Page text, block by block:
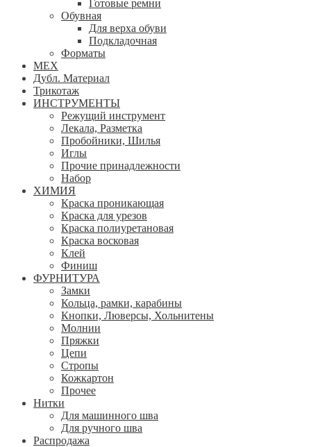
Готовые ремни
Обувная
Для верха обуви
Подкладочная
Форматы
МЕХ
Дубл. Материал
Трикотаж
ИНСТРУМЕНТЫ
Режущий инструмент
Лекала, Разметка
Пробойники, Шилья
Иглы
Прочие принадлежности
Набор
ХИМИЯ
Краска проникающая
Краска для урезов
Краска полиуретановая
Краска восковая
Клей
Финиш
ФУРНИТУРА
Замки
Кольца, рамки, карабины
Кнопки, Люверсы, Хольнитены
Молнии
Пряжки
Цепи
Стропы
Кожкартон
Прочее
Нитки
Для машинного шва
Для ручного шва
Распродажа